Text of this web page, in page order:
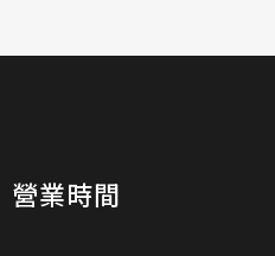
營業時間